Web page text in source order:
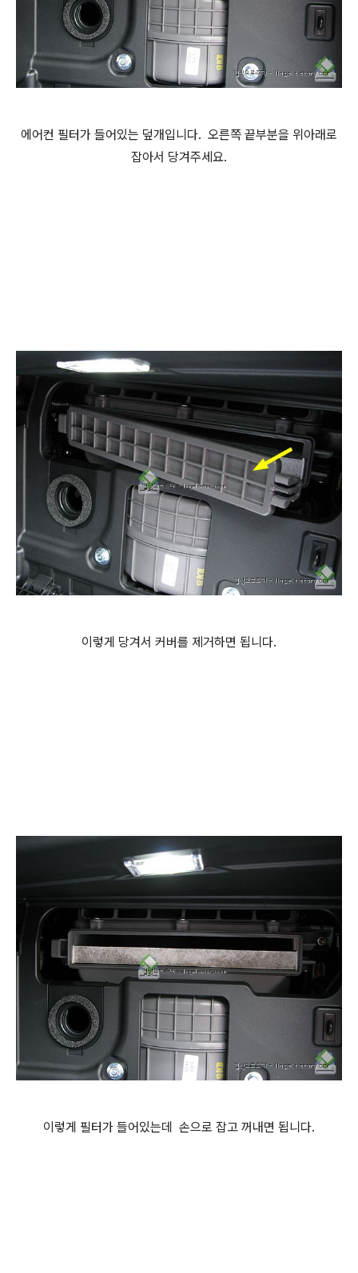
에어컨 필터가 들어있는 덮개입니다. 오른쪽 끝부분을 위아래로
잡아서 당겨주세요.
이렇게 당겨서 커버를 제거하면 됩니다.
이렇게 필터가 들어있는데 손으로 잡고 꺼내면 됩니다.